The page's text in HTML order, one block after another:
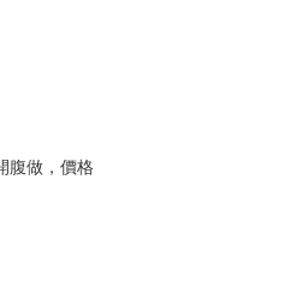
腹做，價格